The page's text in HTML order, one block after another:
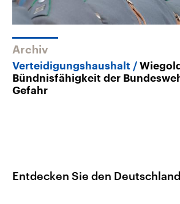
Archiv
Verteidigungshaushalt
Bündnisfähigkeit der
Gefahr
Entdecken Sie den